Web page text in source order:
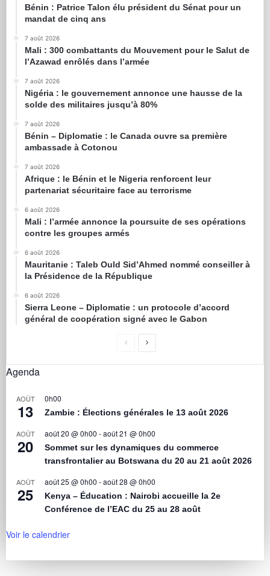
Bénin : Patrice Talon élu président du Sénat pour un
mandat de cinq ans
7 août 2026
Mali : 300 combattants du Mouvement pour le Salut de
l’Azawad enrôlés dans l’armée
7 août 2026
Nigéria : le gouvernement annonce une hausse de la
solde des militaires jusqu’à 80%
7 août 2026
Bénin – Diplomatie : le Canada ouvre sa première
ambassade à Cotonou
7 août 2026
Afrique : le Bénin et le Nigeria renforcent leur
partenariat sécuritaire face au terrorisme
6 août 2026
Mali : l’armée annonce la poursuite de ses opérations
contre les groupes armés
6 août 2026
Mauritanie : Taleb Ould Sid’Ahmed nommé conseiller à
la Présidence de la République
6 août 2026
Sierra Leone – Diplomatie : un protocole d’accord
général de coopération signé avec le Gabon
Agenda
AOÛT
13
0h00
Zambie : Élections générales le 13 août 2026
AOÛT
20
août 20 @ 0h00 -août 21 @ 0h00
Sommet sur les dynamiques du commerce
transfrontalier au Botswana du 20 au 21 août 2026
AOÛT
25
août 25 @ 0h00 -août 28 @ 0h00
Kenya – Éducation : Nairobi accueille la 2e
Conférence de l’EAC du 25 au 28 août
Voir le calendrier